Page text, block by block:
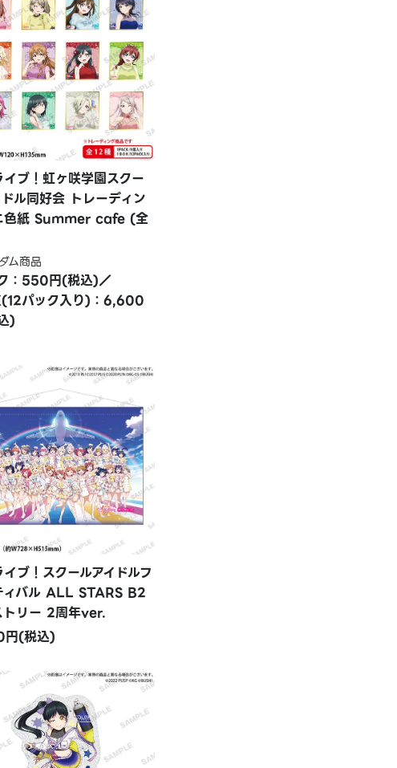
イブ！虹ヶ咲学園スクー
ル同好会 トレーディン
色紙 Summer cafe (全
ム商品
：550円(税込)／
パック入り)：6,600
)
ブ！スクールアイドルフ
ィバル ALL STARS B2
トリー 2周年ver.
(税込)